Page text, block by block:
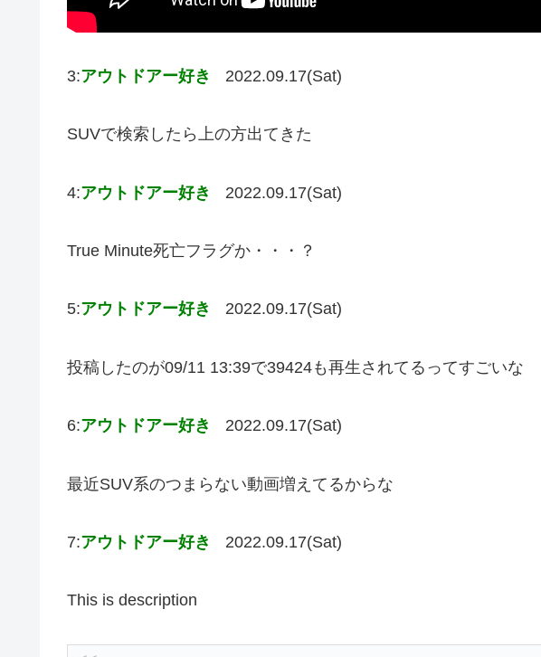
3:アウトドアー好き 2022.09.17(Sat)
SUVで検索したら上の方出てきた
4:アウトドアー好き 2022.09.17(Sat)
True Minute死亡フラグか・・・？
5:アウトドアー好き 2022.09.17(Sat)
投稿したのが09/11 13:39で39424も再生されてるってすごいな
6:アウトドアー好き 2022.09.17(Sat)
最近SUV系のつまらない動画増えてるからな
7:アウトドアー好き 2022.09.17(Sat)
This is description